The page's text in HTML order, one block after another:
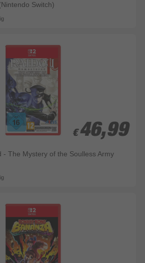
Switch)
€ 46,99
€ 46,99
- The Mystery of the Soulless Army